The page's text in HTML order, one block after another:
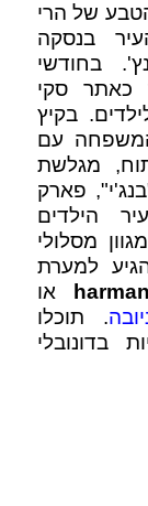
של הרי
בנסקה
בחודשי
כאתר סקי
בקיץ
עם
מגלשת
פארק
הילדים
מסלולי
למערת
או
. תוכלו
בדונובלי